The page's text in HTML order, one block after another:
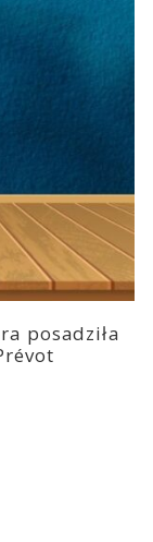
posadziła